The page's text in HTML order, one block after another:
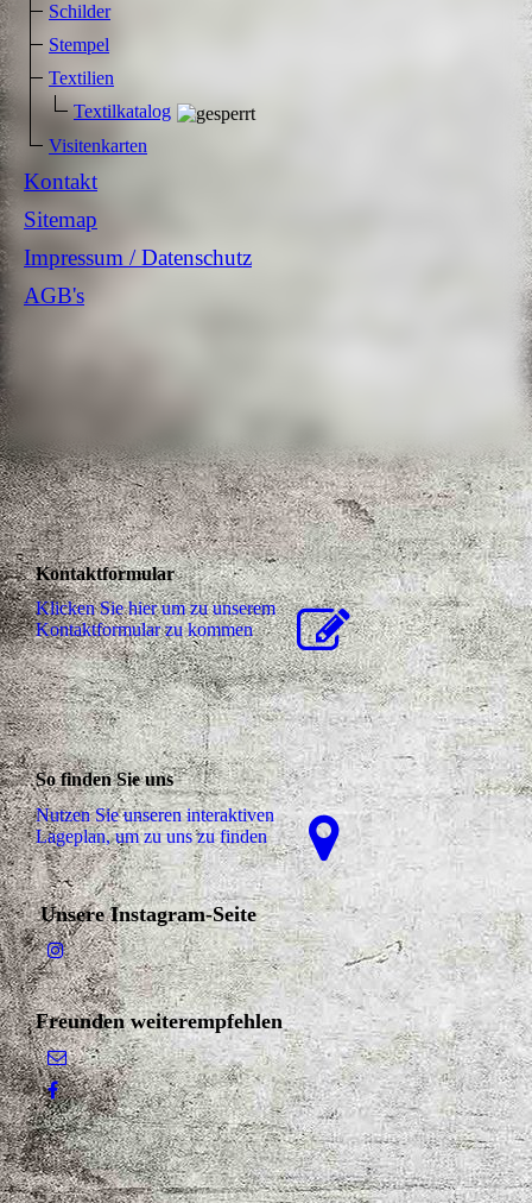
Schilder
Stempel
Textilien
Textilkatalog
Visitenkarten
Kontakt
Sitemap
Impressum / Datenschutz
AGB's
Kontaktformular
Klicken Sie hier um zu unserem
Kon­takt­for­mu­lar zu kommen
So finden Sie uns
Nutzen Sie unseren interaktiven
La­ge­plan, um zu uns zu finden
Unsere Instagram-Seite
Freunden weiterempfehlen